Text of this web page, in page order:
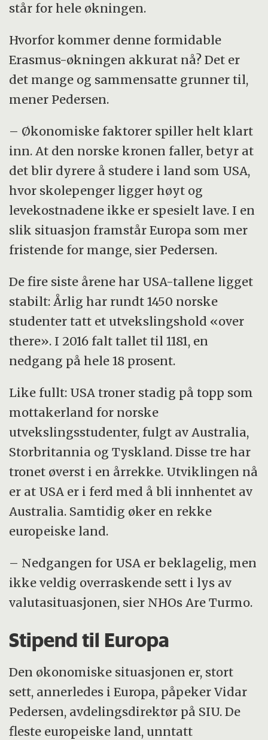
står for hele økningen.
Hvorfor kommer denne formidable
Erasmus-økningen akkurat nå? Det er
det mange og sammensatte grunner til,
mener Pedersen.
– Økonomiske faktorer spiller helt klart
inn. At den norske kronen faller, betyr at
det blir dyrere å studere i land som USA,
hvor skolepenger ligger høyt og
levekostnadene ikke er spesielt lave. I en
slik situasjon framstår Europa som mer
fristende for mange, sier Pedersen.
De fire siste årene har USA-tallene ligget
stabilt: Årlig har rundt 1450 norske
studenter tatt et utvekslingshold «over
there». I 2016 falt tallet til 1181, en
nedgang på hele 18 prosent.
Like fullt: USA troner stadig på topp som
mottakerland for norske
utvekslingsstudenter, fulgt av Australia,
Storbritannia og Tyskland. Disse tre har
tronet øverst i en årrekke. Utviklingen nå
er at USA er i ferd med å bli innhentet av
Australia. Samtidig øker en rekke
europeiske land.
– Nedgangen for USA er beklagelig, men
ikke veldig overraskende sett i lys av
valutasituasjonen, sier NHOs Are Turmo.
Stipend til Europa
Den økonomiske situasjonen er, stort
sett, annerledes i Europa, påpeker Vidar
Pedersen, avdelingsdirektør på SIU. De
fleste europeiske land, unntatt